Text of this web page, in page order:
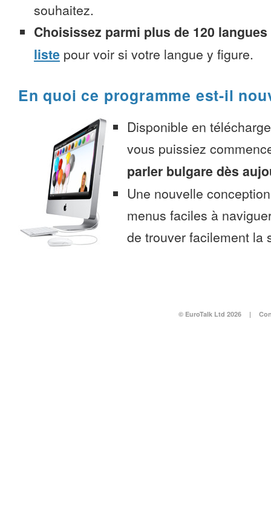
souhaitez.
Choisissez parmi plus de 120 langues
liste pour voir si votre langue y figure.
En quoi ce programme est-il
Disponible en
vous puissiez
parler bulgare dès
Une nouvelle
menus faciles à
de trouver facilement la
© EuroTalk Ltd 2026 |